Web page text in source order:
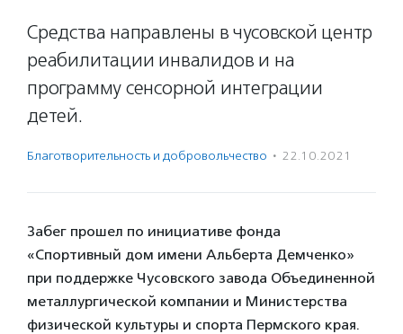
Средства направлены в чусовской центр
реабилитации инвалидов и на
программу сенсорной интеграции
детей.
Благотвори­тель­ность и доброволь­чест­во · 22.10.2021
Забег прошел по инициативе фонда
«Спортивный дом имени Альберта Демченко»
при поддержке Чусовского завода Объединенной
металлургической компании и Министерства
физической культуры и спорта Пермского края.